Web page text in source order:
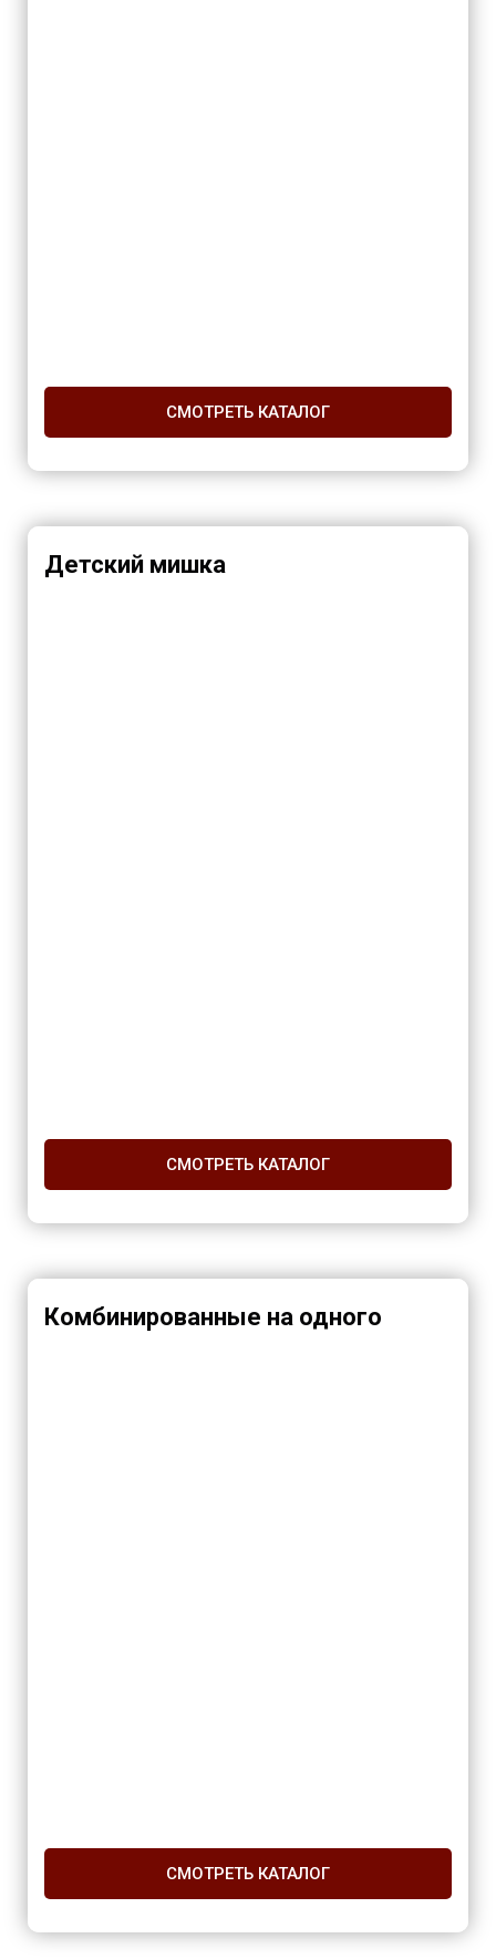
СМОТРЕТЬ КАТАЛОГ
Детский мишка
СМОТРЕТЬ КАТАЛОГ
Комбинированные на одного
СМОТРЕТЬ КАТАЛОГ